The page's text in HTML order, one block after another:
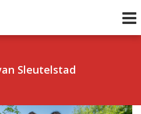
Sleutelstad